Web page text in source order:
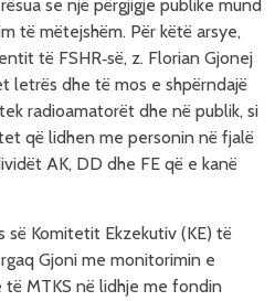
se një përgjigje publike mund
të mëtejshëm. Për këtë arsye,
të FSHR‑së, z. Florian Gjonej
letrës dhe të mos e shpërndajë
radioamatorët dhe në publik, si
që lidhen me personin në fjalë
AK, DD dhe FE që e kanë
së Komitetit Ekzekutiv (KE) të
Gjoni me monitorimin e
MTKS në lidhje me fondin